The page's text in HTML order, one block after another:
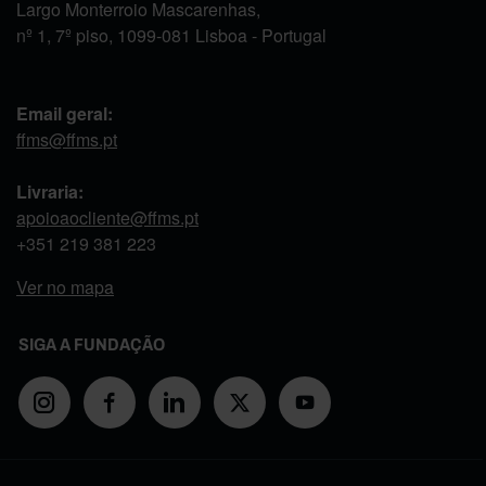
Largo Monterroio Mascarenhas,
nº 1, 7º piso, 1099-081 Lisboa - Portugal
Email geral:
ffms@ffms.pt
Livraria:
apoioaocliente@ffms.pt
+351 219 381 223
Ver no mapa
SIGA A FUNDAÇÃO